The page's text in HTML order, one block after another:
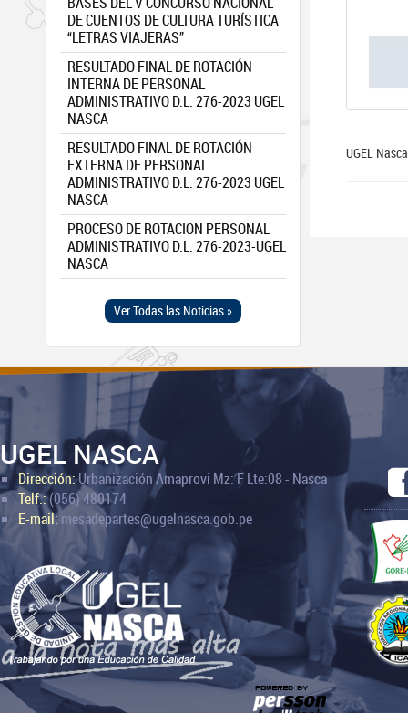
DE CUENTOS DE CULTURA TURÍSTICA
“LETRAS VIAJERAS”
RESULTADO FINAL DE ROTACIÓN
INTERNA DE PERSONAL
ADMINISTRATIVO D.L. 276-2023 UGEL
NASCA
RESULTADO FINAL DE ROTACIÓN
EXTERNA DE PERSONAL
ADMINISTRATIVO D.L. 276-2023 UGEL
NASCA
PROCESO DE ROTACION PERSONAL
ADMINISTRATIVO D.L. 276-2023-UGEL
NASCA
Ver Todas las Noticias »
UGEL
UGEL NASCA
Dirección:Urbanización Amaprovi Mz: F Lte:08 - Nasca
Telf.:(056) 480174
E-mail:mesadepartes@ugelnasca.gob.pe